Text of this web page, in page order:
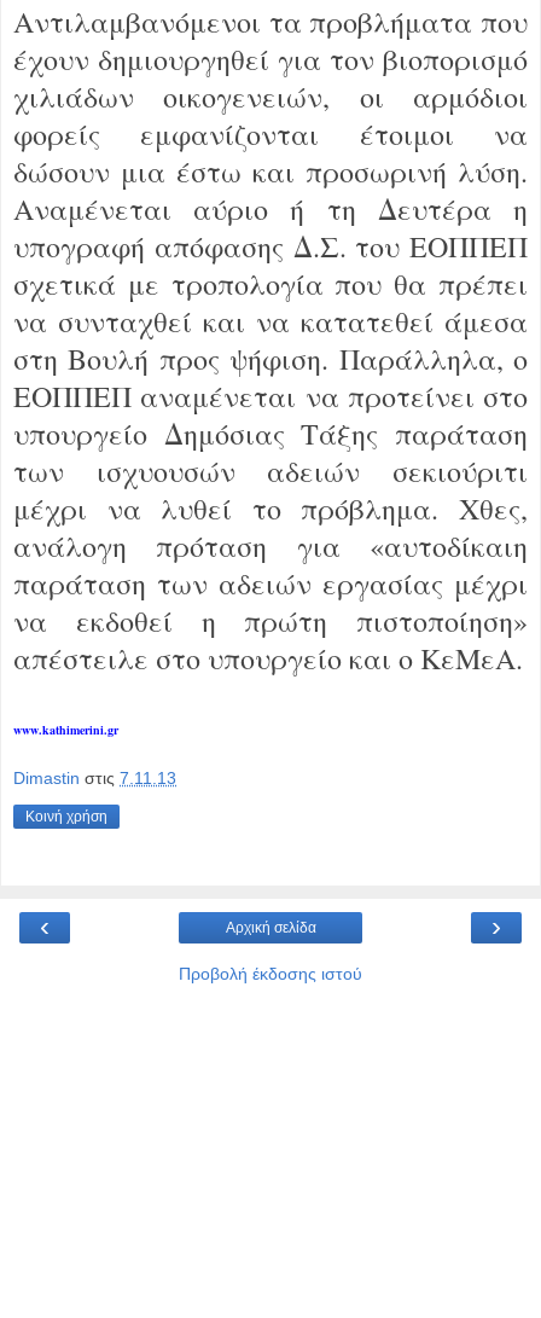
Αντιλαμβανόμενοι τα προβλήματα που
έχουν δημιουργηθεί για τον βιοπορισμό
χιλιάδων οικογενειών, οι αρμόδιοι
φορείς εμφανίζονται έτοιμοι να
δώσουν μια έστω και προσωρινή λύση.
Αναμένεται αύριο ή τη Δευτέρα η
υπογραφή απόφασης Δ.Σ. του ΕΟΠΠΕΠ
σχετικά με τροπολογία που θα πρέπει
να συνταχθεί και να κατατεθεί άμεσα
στη Βουλή προς ψήφιση. Παράλληλα, ο
ΕΟΠΠΕΠ αναμένεται να προτείνει στο
υπουργείο Δημόσιας Τάξης παράταση
των ισχυουσών αδειών σεκιούριτι
μέχρι να λυθεί το πρόβλημα. Χθες,
ανάλογη πρόταση για «αυτοδίκαιη
παράταση των αδειών εργασίας μέχρι
να εκδοθεί η πρώτη πιστοποίηση»
απέστειλε στο υπουργείο και ο ΚεΜεΑ.
www.kathimerini.gr
Dimastin στις 7.11.13
Κοινή χρήση
‹ ›
Αρχική σελίδα
Προβολή έκδοσης ιστού